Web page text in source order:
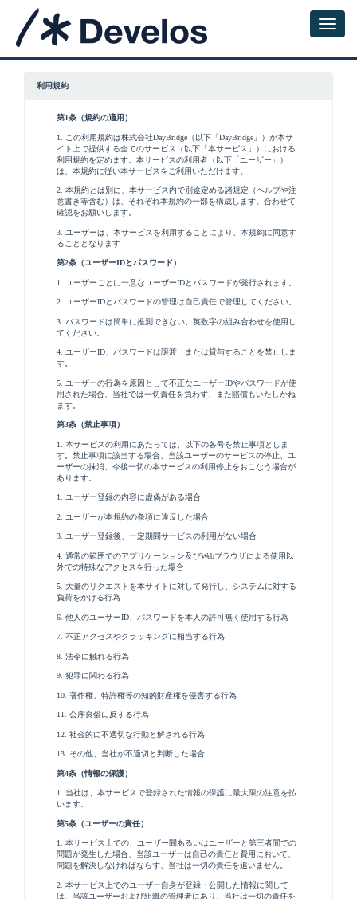
利用規約
第1条（規約の適用）
1. この利用規約は株式会社DayBridge（以下「DayBridge」）が本サ
イト上で提供する全てのサービス（以下「本サービス」）における
利用規約を定めます。本サービスの利用者（以下「ユーザー」）
は、本規約に従い本サービスをご利用いただけます。
2. 本規約とは別に、本サービス内で別途定める諸規定（ヘルプや注
意書き等含む）は、それぞれ本規約の一部を構成します。合わせて
確認をお願いします。
3. ユーザーは、本サービスを利用することにより、本規約に同意す
ることとなります
第2条（ユーザーIDとパスワード）
1. ユーザーごとに一意なユーザーIDとパスワードが発行されます。
2. ユーザーIDとパスワードの管理は自己責任で管理してください。
3. パスワードは簡単に推測できない、英数字の組み合わせを使用し
てください。
4. ユーザーID、パスワードは譲渡、または貸与することを禁止しま
す。
5. ユーザーの行為を原因として不正なユーザーIDやパスワードが使
用された場合、当社では一切責任を負わず、また賠償もいたしかね
ます。
第3条（禁止事項）
1. 本サービスの利用にあたっては、以下の各号を禁止事項としま
す。禁止事項に該当する場合、当該ユーザーのサービスの停止、ユ
ーザーの抹消、今後一切の本サービスの利用停止をおこなう場合が
あります。
1. ユーザー登録の内容に虚偽がある場合
2. ユーザーが本規約の条項に違反した場合
3. ユーザー登録後、一定期間サービスの利用がない場合
4. 通常の範囲でのアプリケーション及びWebブラウザによる使用以
外での特殊なアクセスを行った場合
5. 大量のリクエストを本サイトに対して発行し、システムに対する
負荷をかける行為
6. 他人のユーザーID、パスワードを本人の許可無く使用する行為
7. 不正アクセスやクラッキングに相当する行為
8. 法令に触れる行為
9. 犯罪に関わる行為
10. 著作権、特許権等の知的財産権を侵害する行為
11. 公序良俗に反する行為
12. 社会的に不適切な行動と解される行為
13. その他、当社が不適切と判断した場合
第4条（情報の保護）
1. 当社は、本サービスで登録された情報の保護に最大限の注意を払
います。
第5条（ユーザーの責任）
1. 本サービス上での、ユーザー間あるいはユーザーと第三者間での
問題が発生した場合、当該ユーザーは自己の責任と費用において、
問題を解決しなければならず、当社は一切の責任を追いません。
2. 本サービス上でのユーザー自身が登録・公開した情報に関して
は、当該ユーザーおよび組織の管理者にあり、当社は一切の責任を